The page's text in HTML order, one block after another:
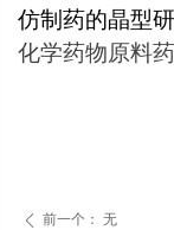
ꄴ 前一个： 无
仿制药的晶型
化学药物原料